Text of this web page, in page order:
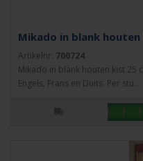
Mikado in blank houten
Artikelnr: 700724
Mikado in blank houten kist 25
Engels, Frans en Duits. Per stu..